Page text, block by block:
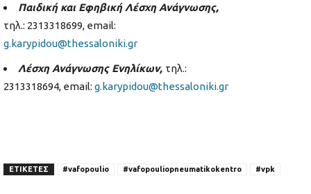
Παιδική και Εφηβική Λέσχη Ανάγνωσης,
τηλ.: 2313318699, email:
g.karypidou@thessaloniki.gr
Λέσχη Ανάγνωσης Ενηλίκων, τηλ.:
2313318694, email: g.karypidou@thessaloniki.gr
ΕΤΙΚΕΤΕΣ #vafopoulio #vafopouliopneumatikokentro #vpk